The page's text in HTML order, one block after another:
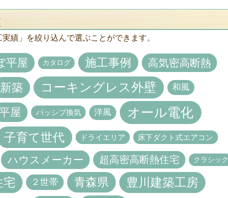
績」を絞り込んで選ぶことができます。
平屋 カタログ 施工事例 高気密高断熱
新築 コーキングレス外壁 和風
屋 パッシブ換気 洋風 オール電化
子育て世代 ドライエリア 床下ダクト式エアコン
ハウスメーカー 超高密高断熱住宅 クラシック
宅 ２世帯 青森県 豊川建築工房